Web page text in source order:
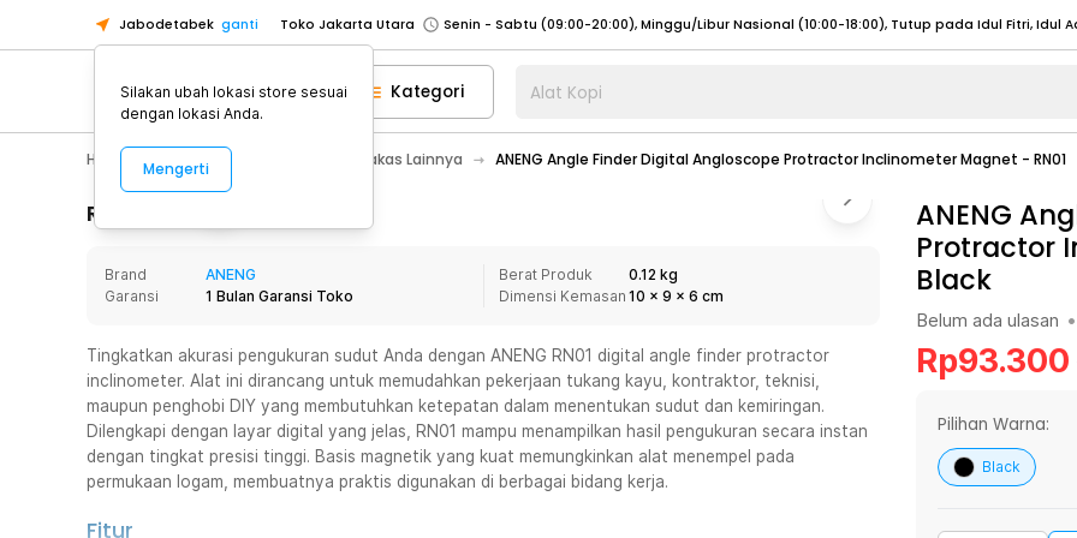
Jabodetabek ganti Toko Jakarta Utara
Toko Tangerang
Toko Cikupa
Pick n Go Jakarta Barat
Senin - Jumat (07:00 - 20:00), Sabtu - Minggu (08:00 - 20:00), Tutup pada Idul Fitri
Pick n Go Bekasi
Senin - Jumat (08:00 - 20:00), Sabtu - Minggu/ Libur Nasional (08:00 - 17:00) Selengkapnya
Senin - Jumat (08:00 - 20:00), Sabtu - Minggu/ Libur Nasional (08:00 - 17:00) Selengkapnya
Senin - Sabtu (09:00-20:00), Minggu/Libur Nasional (12:00-20:00), Tutup pada Idul Fitri
Senin - Sabtu (09:00-20:00), Minggu/Libur Nasional (12:00-20:00), Tutup pada Idul Fitri
Toko Tangerang
Toko Cikupa
Pick n Go Jakarta Barat
Senin - Jumat (07:00 - 20:00), Sabtu - Minggu (08:00 - 20:00), Tutup pada Idul Fitri
Pick n Go Bekasi
Senin - Jumat (08:00 - 20:00), Sabtu - Minggu/ Libur Nasional (08:00 - 17:00) Selengkapnya
Pick n Go Depok
Senin - Jumat (08:00 - 20:00), Sabtu - Minggu/ Libur Nasional (08:00 - 17:00)
Kategori Alat Kopi
Home Appliance Perkakas Lainnya ANENG Angle Finder Digital Angloscope Protractor Inclinometer Magnet - RN01
Rincian Produk
Brand
ANENG
Garansi
1 Bulan Garansi Toko
Berat Produk
0.12 kg
Dimensi Kemasan 10 x 9 x 6 cm
Tingkatkan akurasi pengukuran sudut Anda dengan ANENG RN01 digital angle finder protractor
inclinometer. Alat ini dirancang untuk memudahkan pekerjaan tukang kayu, kontraktor, teknisi,
maupun penghobi DIY yang membutuhkan ketepatan dalam menentukan sudut dan kemiringan.
Dilengkapi dengan layar digital yang jelas, RN01 mampu menampilkan hasil pengukuran secara instan
dengan tingkat presisi tinggi. Basis magnetik yang kuat memungkinkan alat menempel pada
permukaan logam, membuatnya praktis digunakan di berbagai bidang kerja.
Fitur
ANENG
Protractor
Black
Belum ada ulasan •
Rp93.300
Pilihan Warna:
Black
Silakan ubah lokasi store sesuai
dengan lokasi Anda.
Mengerti